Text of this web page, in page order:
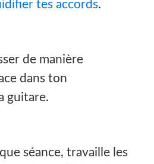
tes accords.
de manière
dans ton
guitare.
séance, travaille les